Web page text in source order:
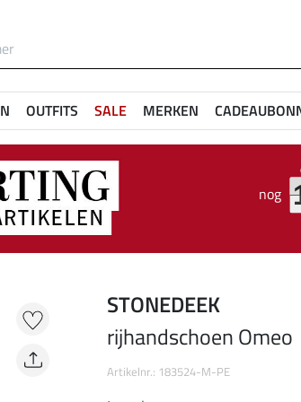
OUTFITS SALE MERKEN
nog
STONEDEEK
rijhandschoen Omeo
Artikelnr.: 183524-M-PE